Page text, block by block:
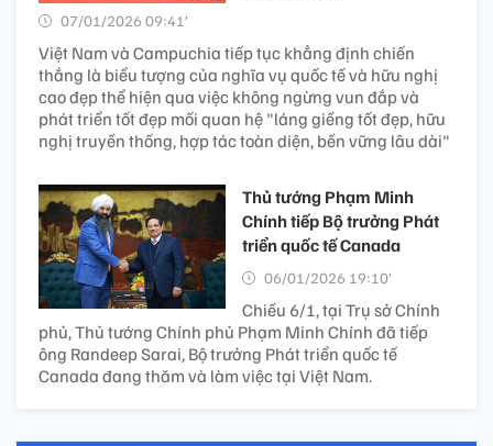
07/01/2026 09:41’
Việt Nam và Campuchia tiếp tục khẳng định chiến
thắng là biểu tượng của nghĩa vụ quốc tế và hữu nghị
cao đẹp thể hiện qua việc không ngừng vun đắp và
phát triển tốt đẹp mối quan hệ "láng giềng tốt đẹp, hữu
nghị truyền thống, hợp tác toàn diện, bền vững lâu dài"
Thủ tướng Phạm Minh
Chính tiếp Bộ trưởng Phát
triển quốc tế Canada
06/01/2026 19:10’
Chiều 6/1, tại Trụ sở Chính
phủ, Thủ tướng Chính phủ Phạm Minh Chính đã tiếp
ông Randeep Sarai, Bộ trưởng Phát triển quốc tế
Canada đang thăm và làm việc tại Việt Nam.